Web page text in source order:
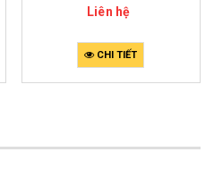
Liên hệ
CHI TIẾT